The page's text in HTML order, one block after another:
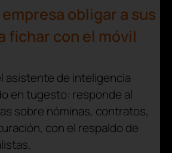
obligar a sus
fichar con el móvil
asistente de inteligencia
en tugesto: responde al
sobre nóminas, contratos,
con el respaldo de